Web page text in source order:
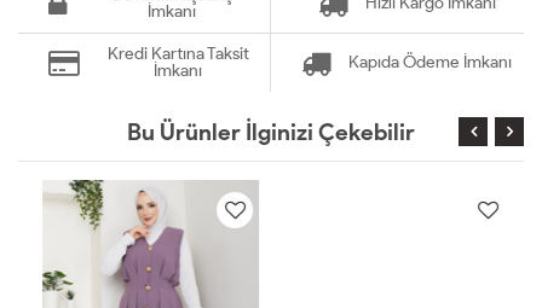
İmkanı
Kredi Kartına Taksit
İmkanı
Kapıda Ödeme İmkanı
Bu Ürünler İlginizi Çekebilir